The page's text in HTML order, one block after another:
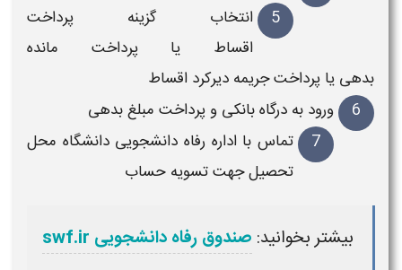
5
انتخاب گزینه پرداخت
اقساط یاپرداخت مانده
بدهی یا پرداخت جریمه دیرکرد اقساط
6
ورود به درگاه بانکی وپرداخت مبلغ بدهی
7
تماس با اداره رفاه دانشجویی دانشگاه محل
تحصیل جهت تسویه حساب
بیشتر بخوانید: صندوق رفاه دانشجویی swf.ir